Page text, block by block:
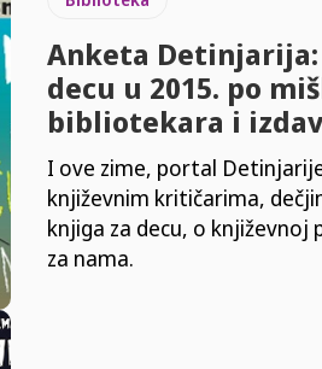
Anketa
decu u 2015. po
bibliotekara i
I ove zime, portal
književnim kritičarima,
knjiga za decu, o književnoj
za nama.